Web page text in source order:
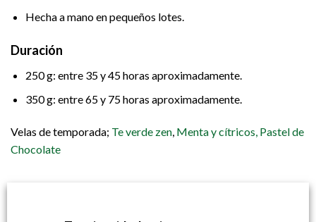
Hecha a mano en pequeños lotes.
Duración
250 g: entre 35 y 45 horas aproximadamente.
350 g: entre 65 y 75 horas aproximadamente.
Velas de temporada; Te verde zen, Menta y cítricos, Pastel de
Chocolate